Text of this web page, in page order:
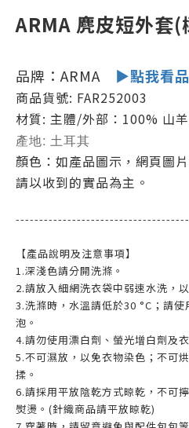
ARMA 麂皮短外套(
品牌： ARMA ▶點我看
商品貨號: FAR252003
材質: 主體/外部：100% 山
產地: 土耳其
顏色：如產品圖示，網頁圖
請以收到的實品為主。
【產品說明及注意事項】
1.深淺色請分開洗滌。
2.請放入細網洗衣袋中弱速水洗，
3.洗滌時，水溫請低於30 °C；請
泡。
4.請勿使用漂白劑、螢光增白劑及
5.不可濕放，以免衣物染色；不可
揉。
6.請採用平放陰乾方式晾乾，不可
熨燙。(針織商品請平放晾乾)